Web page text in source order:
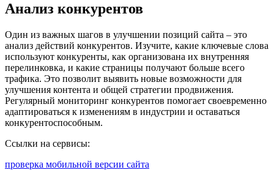
Анализ конкурентов
Один из важных шагов в улучшении позиций сайта – это
анализ действий конкурентов. Изучите, какие ключевые слова
используют конкуренты, как организована их внутренняя
перелинковка, и какие страницы получают больше всего
трафика. Это позволит выявить новые возможности для
улучшения контента и общей стратегии продвижения.
Регулярный мониторинг конкурентов помогает своевременно
адаптироваться к изменениям в индустрии и оставаться
конкурентоспособным.
Ссылки на сервисы:
проверка мобильной версии сайта